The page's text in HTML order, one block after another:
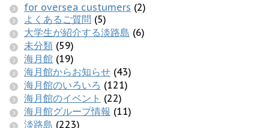
for oversea custumers (2)
よくあるご質問 (5)
大学生が紹介する淡路島 (6)
未分類 (59)
海月館 (19)
海月館からお知らせ (43)
海月館のいろいろ (121)
海月館のイベント (22)
海月館グループ情報 (11)
淡路島 (223)